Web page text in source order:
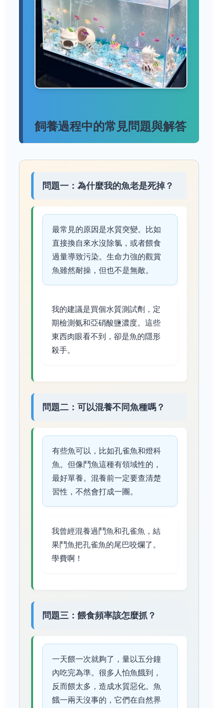
飼養過程中的常見問題與解答
問題一：為什麼我的魚老是死掉？
最常見的原因是水質突變。比如
直接換自來水沒除氯，或者餵食
過量導致污染。生命力強的觀賞
魚雖然耐操，但也不是無敵。
我的建議是買個水質測試劑，定
期檢測氨和亞硝酸鹽濃度。這些
東西肉眼看不到，卻是魚的隱形
殺手。
問題二：可以混養不同魚種嗎？
有些魚可以，比如孔雀魚和燈科
魚。但像鬥魚這種有領域性的，
最好單養。混養前一定要查清楚
習性，不然會打成一團。
我曾經混養過鬥魚和孔雀魚，結
果鬥魚把孔雀魚的尾巴咬爛了。
學費啊！
問題三：餵食頻率該怎麼抓？
一天餵一次就夠了，量以五分鐘
內吃完為準。很多人怕魚餓到，
反而餵太多，造成水質惡化。魚
餓一兩天沒事的，它們在自然界